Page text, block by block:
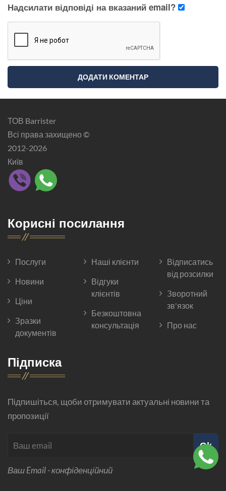
Надсилати відповіді на вказаний email?
ТОВ Barrister
Всі права захищено ©
2012-2026
Київ
Корисні посилання
Послуги
Новини
Ціни
Зразки
документів
Наші клієнти
Відгуки
клієнтів
Безкоштовна
консультація
Відписатись
від розсилки
Зворотний
зв'язок
Про нас
Підписка
Підпишіться, щоби отримувати актуальні новини та
пропозиції
Ok
Ваш Email - конфіденційний